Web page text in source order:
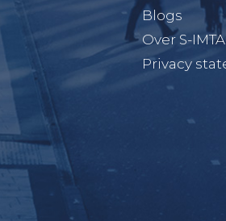
Blogs
Over S-
Privacy